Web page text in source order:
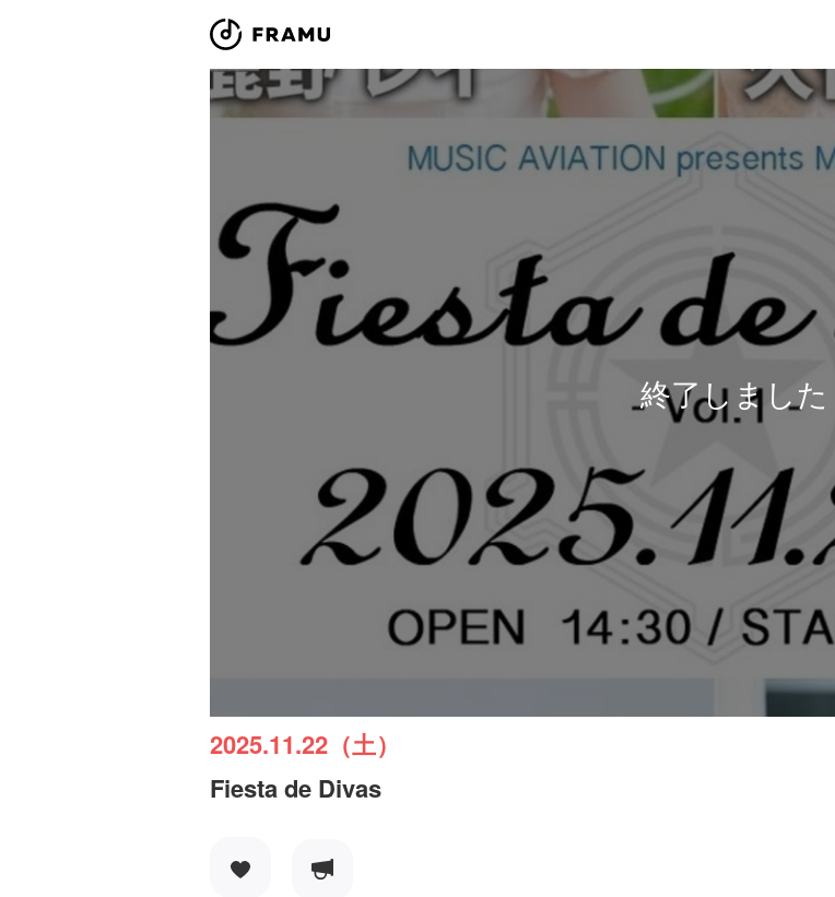
終了しました
2025.11.22（土）
Fiesta de Divas